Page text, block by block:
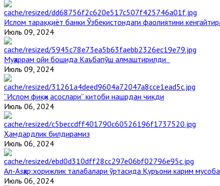
Ислом тараққиёт банки Ўзбекистондаги фаолиятини
Июль 09, 2024
Муҳаррам ойи бошида Каъбапўш алмаштирилди
Июль 09, 2024
“Ислом фиқҳи асослари” китоби нашрдан чиқди
Июль 06, 2024
Ҳамдардлик билдирамиз
Июль 06, 2024
Aл-Aзҳар:хорижлик талабалари ўртасида Қуръони карим
Июль 06, 2024